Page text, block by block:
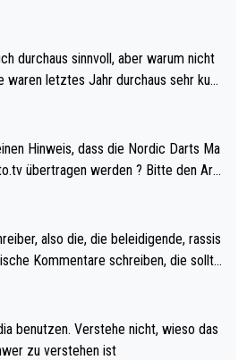
durchaus sinnvoll, aber warum nicht
eh qualifi
Qualifikation des Weltmei
spielen. Dies war bei Archie Self letzt
als amtierender Weltmeister durch
kaum, dass Mitchel sich das (in Ve
er doch eigentlich die PDC-WM als Zi
übertragen werden ? Bitte den Arti
also die, die beleidigende, rassis
Kommentare schreiben, die sollte
Nur eins wundert mich: Luke Little
der über Social Media GvV p
Mutter schießt öfters mal gegen Ric
benutzen. Verstehe nicht, wieso das
zu verstehen ist